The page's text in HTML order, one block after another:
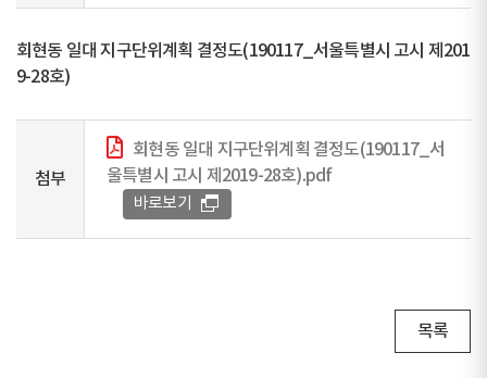
회현동 일대 지구단위계획 결정도(190117_서울특별시 고시 제201
9-28호)
첨부
회현동 일대 지구단위계획 결정도(190117_서
울특별시 고시 제2019-28호).pdf
바로보기
목록